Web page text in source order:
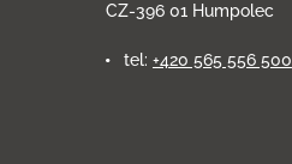
CZ-396 01 Humpolec
tel: +420 565 556 500